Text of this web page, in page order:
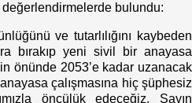
bulundu:
ve tutarlılığını kaybeden
bırakıp yeni sivil bir anayasa
önünde 2053’e kadar uzanacak
çalışmasına hiç şüphesiz
öncülük edeceğiz. Sayın